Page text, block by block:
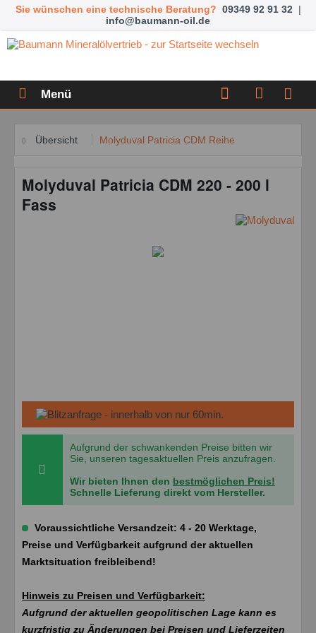
Sie wünschen eine technische Beratung? 09349 92 91 32 |
info@baumann-oil.de
Menü
Übersicht Molyduval Patricia CDM Reihe
Molyduval Patricia CDM 220 - 200 l
Fass
Aufgrund der schwankenden Preise bitten wir
Sie, unseren tagesaktuellen Preis anzufragen.
Wir bieten Ihnen den bestmöglichen Preis!
Schnelle Lieferung direkt vom Hersteller.
Voraussichtliche Versandzeit: 4 - 20 Werktage,
Preise und Verfügbarkeit aufgrund der aktuellen
Marktsituation freibleibend!
Hinweis zu Preisen und Verfügbarkeit:
Aufgrund der aktuellen geopolitischen Lage kann es
kurzfristig zu Änderungen bei Preisen und Lieferzeiten